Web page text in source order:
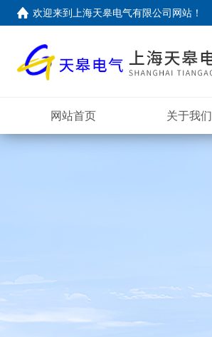
欢迎来到上海天皋电气有限公司网站！
网站首页 关于我们